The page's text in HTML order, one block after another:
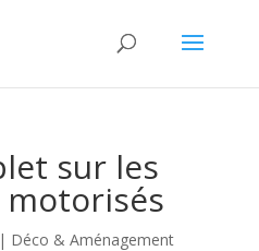
sur les
Déco & Aménagement